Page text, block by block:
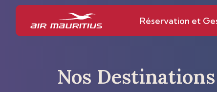
Réservation et
Nos Destinations